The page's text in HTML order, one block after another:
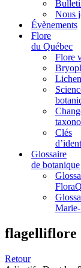
Nous
Évènements
Flore
du Québec
Flore
Clés
Glossaire
de botanique
flagelliflore
Retour